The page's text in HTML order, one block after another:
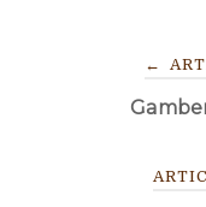
ARTICOLI
←